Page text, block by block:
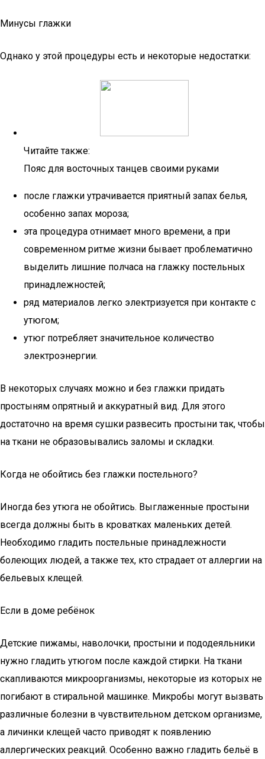
Минусы глажки
Однако у этой процедуры есть и некоторые недостатки:
Читайте также:
Пояс для восточных танцев своими руками
после глажки утрачивается приятный запах белья,
особенно запах мороза;
эта процедура отнимает много времени, а при
современном ритме жизни бывает проблематично
выделить лишние полчаса на глажку постельных
принадлежностей;
ряд материалов легко электризуется при контакте с
утюгом;
утюг потребляет значительное количество
электроэнергии.
В некоторых случаях можно и без глажки придать
простыням опрятный и аккуратный вид. Для этого
достаточно на время сушки развесить простыни так, чтобы
на ткани не образовывались заломы и складки.
Когда не обойтись без глажки постельного?
Иногда без утюга не обойтись. Выглаженные простыни
всегда должны быть в кроватках маленьких детей.
Необходимо гладить постельные принадлежности
болеющих людей, а также тех, кто страдает от аллергии на
бельевых клещей.
Если в доме ребёнок
Детские пижамы, наволочки, простыни и пододеяльники
нужно гладить утюгом после каждой стирки. На ткани
скапливаются микроорганизмы, некоторые из которых не
погибают в стиральной машинке. Микробы могут вызвать
различные болезни в чувствительном детском организме,
а личинки клещей часто приводят к появлению
аллергических реакций. Особенно важно гладить бельё в